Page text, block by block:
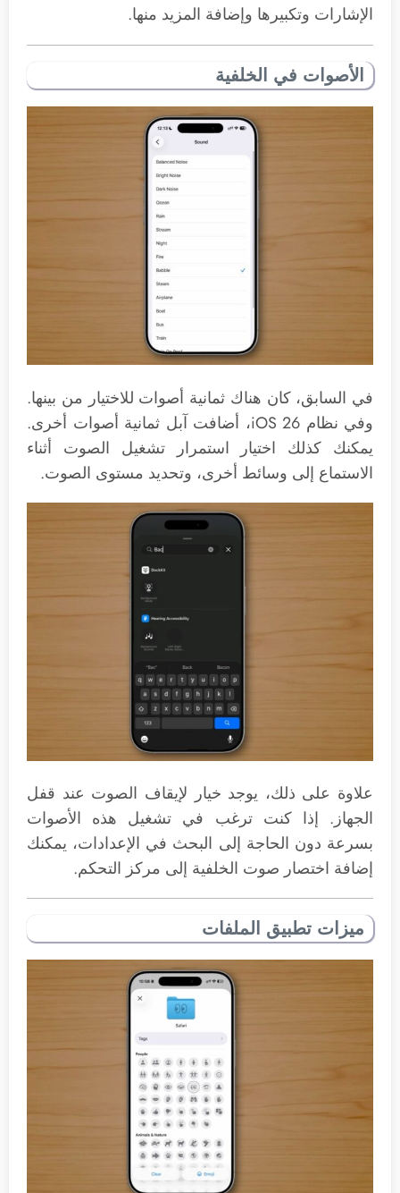
الإشارات وتكبيرها وإضافة المزيد منها.
الأصوات في الخلفية
في السابق، كان هناك ثمانية أصوات للاختيار من بينها.
وفي نظام iOS 26، أضافت آبل ثمانية أصوات أخرى.
يمكنك كذلك اختيار استمرار تشغيل الصوت أثناء
الاستماع إلى وسائط أخرى، وتحديد مستوى الصوت.
علاوة على ذلك، يوجد خيار لإيقاف الصوت عند قفل
الجهاز. إذا كنت ترغب في تشغيل هذه الأصوات
بسرعة دون الحاجة إلى البحث في الإعدادات، يمكنك
إضافة اختصار صوت الخلفية إلى مركز التحكم.
ميزات تطبيق الملفات